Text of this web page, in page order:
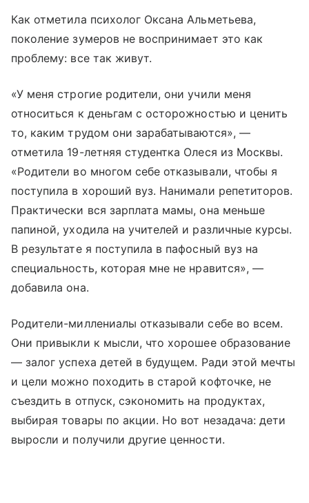
Как отметила психолог Оксана Альметьева,
поколение зумеров не воспринимает это как
проблему: все так живут.
«У меня строгие родители, они учили меня
относиться к деньгам с осторожностью и ценить
то, каким трудом они зарабатываются», —
отметила 19-летняя студентка Олеся из Москвы.
«Родители во многом себе отказывали, чтобы я
поступила в хороший вуз. Нанимали репетиторов.
Практически вся зарплата мамы, она меньше
папиной, уходила на учителей и различные курсы.
В результате я поступила в пафосный вуз на
специальность, которая мне не нравится», —
добавила она.
Родители-миллениалы отказывали себе во всем.
Они привыкли к мысли, что хорошее образование
— залог успеха детей в будущем. Ради этой мечты
и цели можно походить в старой кофточке, не
съездить в отпуск, сэкономить на продуктах,
выбирая товары по акции. Но вот незадача: дети
выросли и получили другие ценности.